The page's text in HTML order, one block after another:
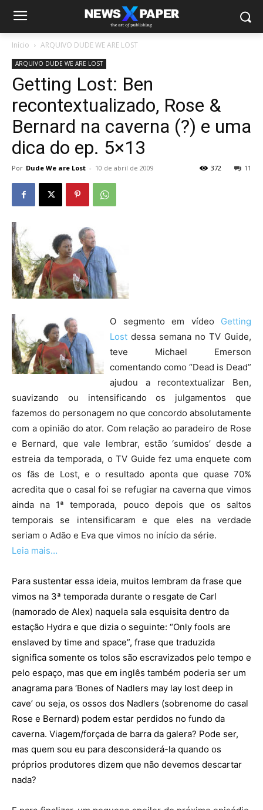
Início ARQUIVO DUDE WE ARE LOST
ARQUIVO DUDE WE ARE LOST
Getting Lost: Ben
recontextualizado, Rose &
Bernard na caverna (?) e uma
dica do ep. 5×13
Por Dude We are Lost - 10 de abril de 2009 11
372
O segmento em vídeo Getting
Lost dessa semana no TV Guide,
teve Michael Emerson
comentando como “Dead is Dead”
ajudou a recontextualizar Ben,
suavizando ou intensificando os julgamentos que
fazemos do personagem no que concordo absolutamente
com a opinião do ator. Com relação ao paradeiro de Rose
e Bernard, que vale lembrar, estão ‘sumidos’ desde a
estreia da temporada, o TV Guide fez uma enquete com
os fãs de Lost, e o resultado aponta que quase 70%
acredita que o casal foi se refugiar na caverna que vimos
ainda na 1ª temporada, pouco depois que os saltos
temporais se intensificaram e que eles na verdade
seriam o Adão e Eva que vimos no início da série.
Leia mais…
Para sustentar essa ideia, muitos lembram da frase que
vimos na 3ª temporada durante o resgate de Carl
(namorado de Alex) naquela sala esquisita dentro da
estação Hydra e que dizia o seguinte: “Only fools are
enslaved by time and space”, frase que traduzida
significa somente os tolos são escravizados pelo tempo e
pelo espaço, mas que em inglês também poderia ser um
anagrama para ‘Bones of Nadlers may lay lost deep in
cave’ ou seja, os ossos dos Nadlers (sobrenome do casal
Rose e Bernard) podem estar perdidos no fundo da
caverna. Viagem/forçada de barra da galera? Pode ser,
mas quem sou eu para desconsiderá-la quando os
próprios produtores dizem que não devemos descartar
nada?